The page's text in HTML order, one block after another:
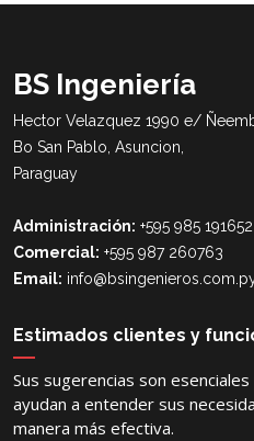
BS Ingeniería
Hector Velazquez 1990 e/
Bo San Pablo, Asuncion,
Paraguay
Administración: +595 985 191652
Comercial: +595 987 260763
Email:
Estimados clientes y
Sus sugerencias son
ayudan a entender sus
manera más efectiva.